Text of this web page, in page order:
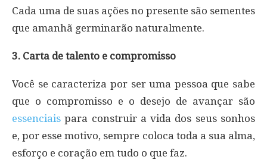
Cada uma de suas ações no presente são sementes
que amanhã germinarão naturalmente.
3. Carta de talento e compromisso
Você se caracteriza por ser uma pessoa que sabe
que o compromisso e o desejo de avançar são
essenciais para construir a vida dos seus sonhos
e, por esse motivo, sempre coloca toda a sua alma,
esforço e coração em tudo o que faz.